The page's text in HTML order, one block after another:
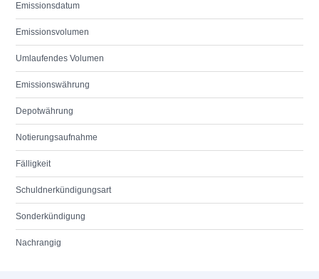
Emissionsdatum
Emissionsvolumen
Umlaufendes Volumen
Emissionswährung
Depotwährung
Notierungsaufnahme
Fälligkeit
Schuldnerkündigungsart
Sonderkündigung
Nachrangig